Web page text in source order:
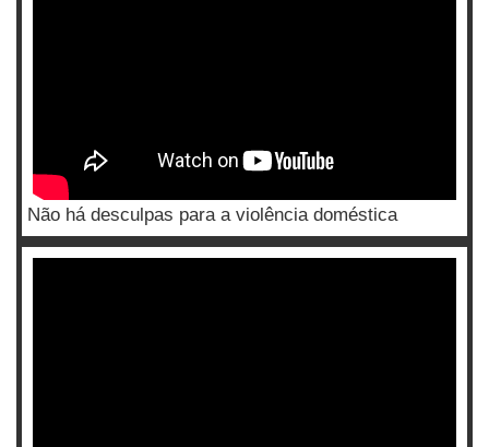
Não há desculpas para a violência doméstica